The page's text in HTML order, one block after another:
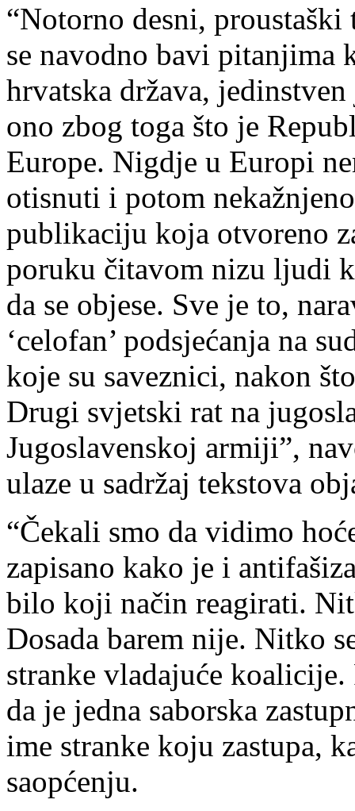
“Notorno desni,
se navodno bavi pitanjima
hrvatska država,
ono zbog toga što je
Europe. Nigdje u Europi
otisnuti i potom
publikaciju koja otvoreno
poruku čitavom nizu ljudi
da se objese. Sve je to,
‘celofan’ podsjećanja na
koje su saveznici, nakon
Drugi svjetski rat na
Jugoslavenskoj armiji”,
ulaze u sadržaj tekstova
“Čekali smo da vidimo
zapisano kako je i
bilo koji način reagirati.
Dosada barem nije. Nitko
stranke vladajuće
da je jedna saborska
ime stranke koju zastupa,
saopćenju.